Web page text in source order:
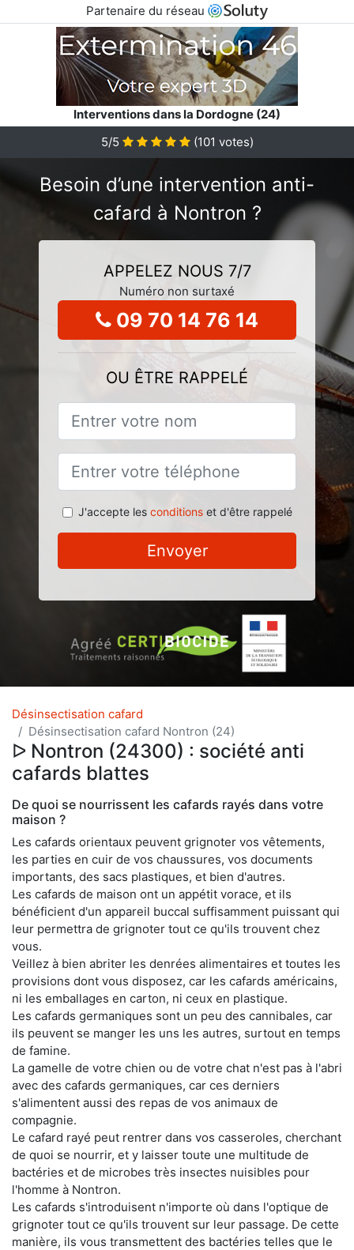
Partenaire du réseau
Interventions dans la Dordogne (24)
5/5
(101 votes)
Besoin d’une intervention anti-
cafard à Nontron ?
APPELEZ NOUS 7/7
Numéro non surtaxé
09 70 14 76 14
OU ÊTRE RAPPELÉ
J'accepte les conditionset d'être rappelé
Envoyer
Désinsectisation cafard
Désinsectisation cafard Nontron (24)
ᐅ Nontron (24300) : société anti
cafards blattes
De quoi se nourrissent les cafards rayés dans votre
maison ?
Les cafards orientaux peuvent grignoter vos vêtements,
les parties en cuir de vos chaussures, vos documents
importants, des sacs plastiques, et bien d'autres.
Les cafards de maison ont un appétit vorace, et ils
bénéficient d'un appareil buccal suffisamment puissant qui
leur permettra de grignoter tout ce qu'ils trouvent chez
vous.
Veillez à bien abriter les denrées alimentaires et toutes les
provisions dont vous disposez, car les cafards américains,
ni les emballages en carton, ni ceux en plastique.
Les cafards germaniques sont un peu des cannibales, car
ils peuvent se manger les uns les autres, surtout en temps
de famine.
La gamelle de votre chien ou de votre chat n'est pas à l'abri
avec des cafards germaniques, car ces derniers
s'alimentent aussi des repas de vos animaux de
compagnie.
Le cafard rayé peut rentrer dans vos casseroles, cherchant
de quoi se nourrir, et y laisser toute une multitude de
bactéries et de microbes très insectes nuisibles pour
l'homme à Nontron.
Les cafards s'introduisent n'importe où dans l'optique de
grignoter tout ce qu'ils trouvent sur leur passage. De cette
manière, ils vous transmettent des bactéries telles que le